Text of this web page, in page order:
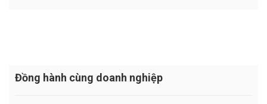
Đồng hành cùng doanh nghiệp